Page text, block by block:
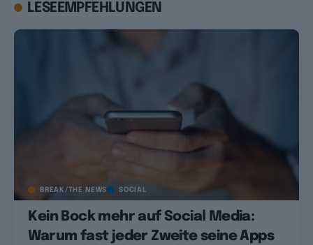
LESEEMPFEHLUNGEN
BREAK/THE NEWS SOCIAL
Kein Bock mehr auf Social Media:
Warum fast jeder Zweite seine Apps